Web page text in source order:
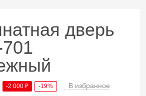
дверь
-2 000 ₽ -19% В избранное